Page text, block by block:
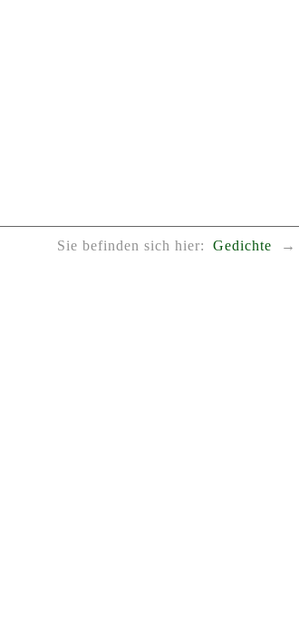
Sie befinden sich hier: Gedichte